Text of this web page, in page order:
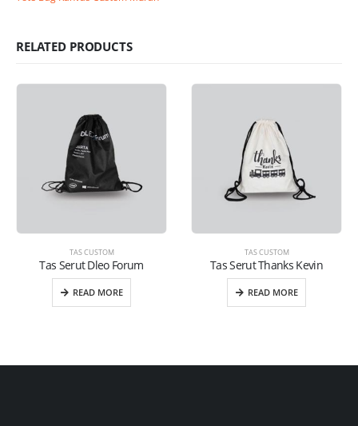
RELATED PRODUCTS
TAS CUSTOM
Tas Serut Dleo Forum
READ MORE
TAS CUSTOM
Tas Serut Thanks Kevin
READ MORE